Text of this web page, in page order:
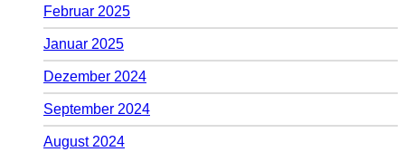
Februar 2025
Januar 2025
Dezember 2024
September 2024
August 2024